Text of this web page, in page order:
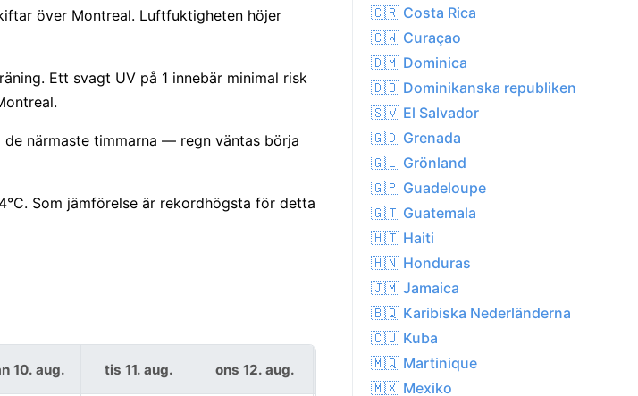
över Montreal. Luftfuktigheten höjer
Ett svagt UV på 1 innebär minimal risk
närmaste timmarna — regn väntas börja
Som jämförelse är rekordhögsta för detta
10. aug. tis 11. aug. ons 12. aug. tors 13. aug.
🇨🇷 Costa Rica
🇨🇼 Curaçao
🇩🇲 Dominica
🇩🇴 Dominikanska republiken
🇸🇻 El Salvador
🇬🇩 Grenada
🇬🇱 Grönland
🇬🇵 Guadeloupe
🇬🇹 Guatemala
🇭🇹 Haiti
🇭🇳 Honduras
🇯🇲 Jamaica
🇧🇶 Karibiska Nederländerna
🇨🇺 Kuba
🇲🇶 Martinique
🇲🇽 Mexiko